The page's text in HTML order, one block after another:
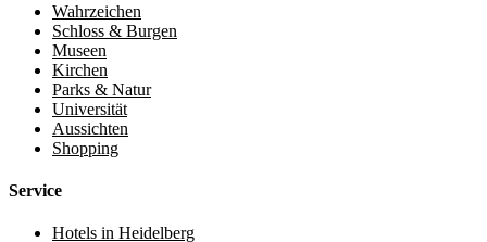
Wahrzeichen
Schloss & Burgen
Museen
Kirchen
Parks & Natur
Universität
Aussichten
Shopping
Service
Hotels in Heidelberg